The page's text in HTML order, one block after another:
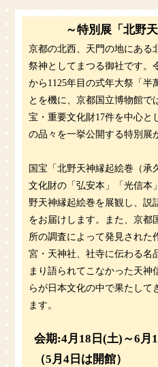
～特別展「北野
京都の北西、天門の地にある
祭神としてまつる御社です。
から1125年目の式年大祭「半
とを機に、京都国立博物館で
宝・重要文化財17件を中心と
の品々を一挙公開する特別展
国宝「北野天神縁起絵巻（承
文化財の「弘安本」「光信本
野天神縁起絵巻を展観し、説
をお届けします。また、京都
所の調査によって発見された
宮・天神社、社寺に伝わる名
まり語られてこなかった天神
らが日本文化の中で果たして
ます。
会期:4月18日(土)～6
（5月4日は開館）